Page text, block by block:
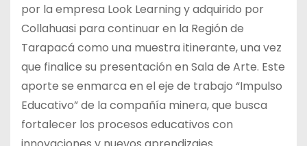
por la empresa Look Learning y adquirido por
Collahuasi para continuar en la Región de
Tarapacá como una muestra itinerante, una vez
que finalice su presentación en Sala de Arte. Este
aporte se enmarca en el eje de trabajo “Impulso
Educativo” de la compañía minera, que busca
fortalecer los procesos educativos con